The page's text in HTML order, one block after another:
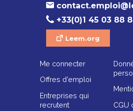
+33(0)1 45 03 88
Leem.org
Me connecter
Offres d'emploi
Entreprises qui
recrutent
CGU